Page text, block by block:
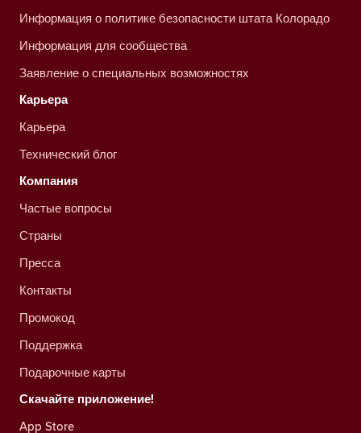
Информация о политике безопасности штата Колорадо
Информация для сообщества
Заявление о специальных возможностях
Карьера
Карьера
Технический блог
Компания
Частые вопросы
Страны
Пресса
Контакты
Промокод
Поддержка
Подарочные карты
Скачайте приложение!
App Store